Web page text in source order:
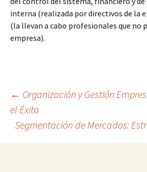
interna (realizada por directivos de la
(la llevan a cabo profesionales que no
empresa).
Navegación
de
← Organización y Gestión
el Éxito
Segmentación de Mercados: